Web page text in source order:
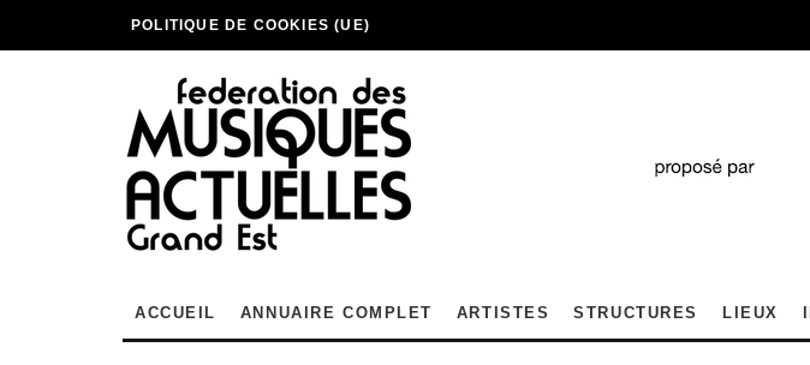
POLITIQUE DE COOKIES (UE)
ACCUEIL ANNUAIRE COMPLET ARTISTES STRUCTURES LIEUX